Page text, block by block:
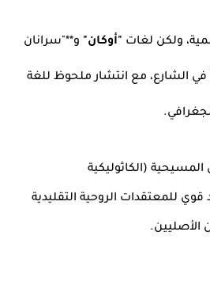
ولكن لغات "أوكان" و**"سرانان
في الشارع، مع انتشار ملحوظ للغة
(الكاثوليكية
قوي للمعتقدات الروحية التقليدية
الأصليين.